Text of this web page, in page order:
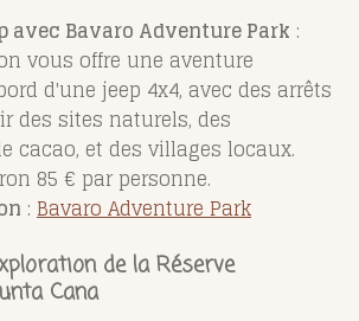
avec Bavaro Adventure Park :
vous offre une aventure
d'une jeep 4x4, avec des arrêts
des sites naturels, des
cacao, et des villages locaux.
85 € par personne.
: Bavaro Adventure Park
de la Réserve
Cana